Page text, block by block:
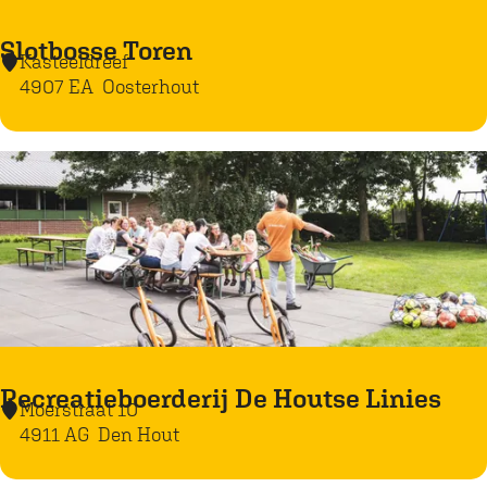
o
t
Slotbosse Toren
S
o
t
b
o
s
s
o
r
Kasteeldreef
4907 EA Oosterhout
Recreatieboerderij De Houtse Linies
R
c
Moerstraat 10
4911 AG Den Hout